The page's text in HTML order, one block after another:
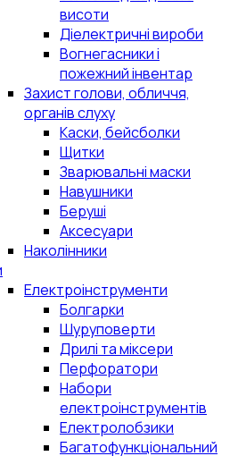
висоти
Діелектричні вироби
Вогнегасники і
пожежний інвентар
Захист голови, обличчя,
органів слуху
Каски, бейсболки
Щитки
Зварювальні маски
Навушники
Беруші
Аксесуари
Наколінники
Електроінструменти
Болгарки
Шуруповерти
Дрилі та міксери
Перфоратори
Набори
електроінструментів
Електролобзики
Багатофункціональний